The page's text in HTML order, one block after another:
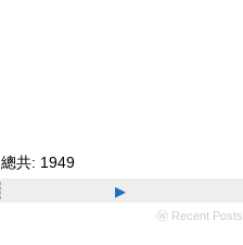
共: 1949
▸
ⓦ Recent Posts